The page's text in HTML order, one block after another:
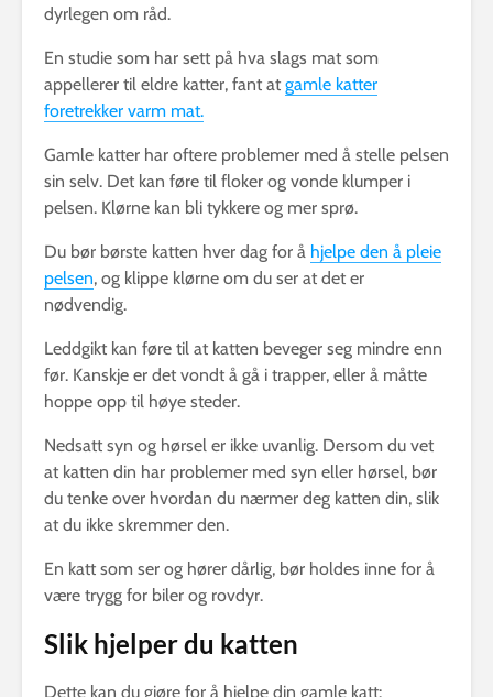
dyrlegen om råd.
En studie som har sett på hva slags mat som
appellerer til eldre katter, fant at gamle katter
foretrekker varm mat.
Gamle katter har oftere problemer med å stelle pelsen
sin selv. Det kan føre til floker og vonde klumper i
pelsen. Klørne kan bli tykkere og mer sprø.
Du bør børste katten hver dag for å hjelpe den å pleie
pelsen, og klippe klørne om du ser at det er
nødvendig.
Leddgikt kan føre til at katten beveger seg mindre enn
før. Kanskje er det vondt å gå i trapper, eller å måtte
hoppe opp til høye steder.
Nedsatt syn og hørsel er ikke uvanlig. Dersom du vet
at katten din har problemer med syn eller hørsel, bør
du tenke over hvordan du nærmer deg katten din, slik
at du ikke skremmer den.
En katt som ser og hører dårlig, bør holdes inne for å
være trygg for biler og rovdyr.
Slik hjelper du katten
Dette kan du gjøre for å hjelpe din gamle katt: